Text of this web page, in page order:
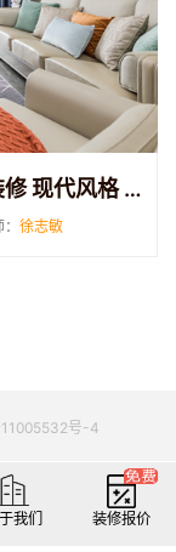
杭州装修案例-滨江万家之星-新房装修 现代风格 130方
徐志敏
号-4
我们 装修报价